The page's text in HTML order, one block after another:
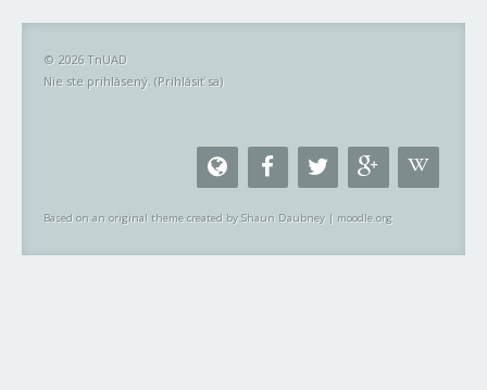
© 2026 TnUAD
Nie ste prihlásený. (Prihlásiť sa)
Based on an original theme created by Shaun Daubney| moodle.org